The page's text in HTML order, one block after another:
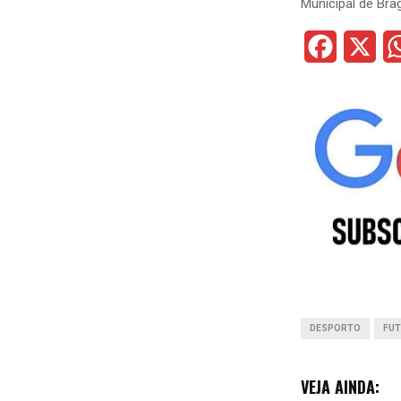
Municipal de
c
b
o
DESPORTO
VEJA AINDA: